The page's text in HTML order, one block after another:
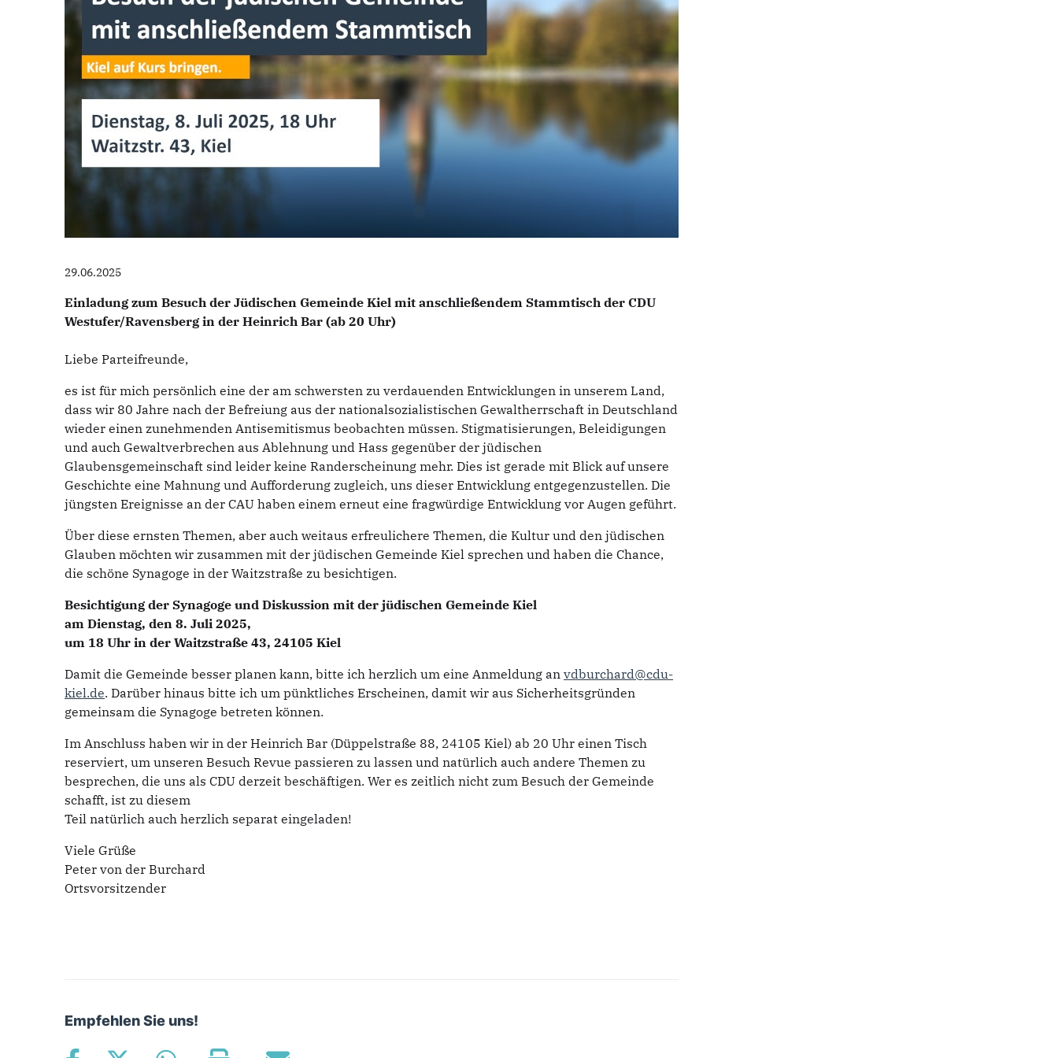
29.06.2025
Einladung zum Besuch der Jüdischen Gemeinde Kiel mit anschließendem Stammtisch der CDU
Westufer/Ravensberg in der Heinrich Bar (ab 20 Uhr)
Liebe Parteifreunde,
es ist für mich persönlich eine der am schwersten zu verdauenden Entwicklungen in unserem Land,
dass wir 80 Jahre nach der Befreiung aus der nationalsozialistischen Gewaltherrschaft in Deutschland
wieder einen zunehmenden Antisemitismus beobachten müssen. Stigmatisierungen, Beleidigungen
und auch Gewaltverbrechen aus Ablehnung und Hass gegenüber der jüdischen
Glaubensgemeinschaft sind leider keine Randerscheinung mehr. Dies ist gerade mit Blick auf unsere
Geschichte eine Mahnung und Aufforderung zugleich, uns dieser Entwicklung entgegenzustellen. Die
jüngsten Ereignisse an der CAU haben einem erneut eine fragwürdige Entwicklung vor Augen geführt.
Über diese ernsten Themen, aber auch weitaus erfreulichere Themen, die Kultur und den jüdischen
Glauben möchten wir zusammen mit der jüdischen Gemeinde Kiel sprechen und haben die Chance,
die schöne Synagoge in der Waitzstraße zu besichtigen.
Besichtigung der Synagoge und Diskussion mit der jüdischen Gemeinde Kiel
am Dienstag, den 8. Juli 2025,
um 18 Uhr in der Waitzstraße 43, 24105 Kiel
Damit die Gemeinde besser planen kann, bitte ich herzlich um eine Anmeldung an vdburchard@cdu-
kiel.de. Darüber hinaus bitte ich um pünktliches Erscheinen, damit wir aus Sicherheitsgründen
gemeinsam die Synagoge betreten können.
Im Anschluss haben wir in der Heinrich Bar (Düppelstraße 88, 24105 Kiel) ab 20 Uhr einen Tisch
reserviert, um unseren Besuch Revue passieren zu lassen und natürlich auch andere Themen zu
besprechen, die uns als CDU derzeit beschäftigen. Wer es zeitlich nicht zum Besuch der Gemeinde
schafft, ist zu diesem
Teil natürlich auch herzlich separat eingeladen!
Viele Grüße
Peter von der Burchard
Ortsvorsitzender
Empfehlen Sie uns!